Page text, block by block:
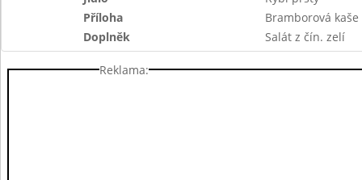
Příloha
Bramborová kaše
Doplněk
Salát z čín. zelí
Reklama: